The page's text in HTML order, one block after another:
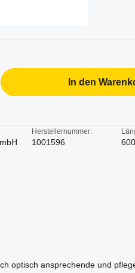
gewünschten
In den
Herstellernummer:
1001596
optisch ansprechende und